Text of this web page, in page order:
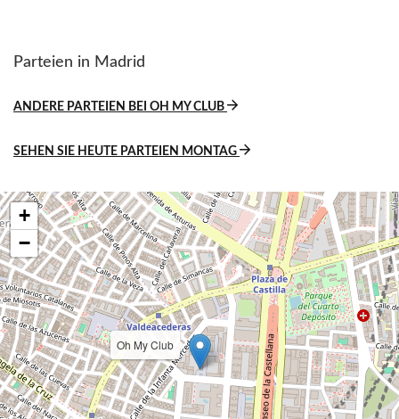
Parteien in Madrid
ANDERE PARTEIEN BEI OH MY CLUB
SEHEN SIE HEUTE PARTEIEN MONTAG